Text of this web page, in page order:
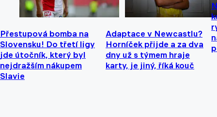
Přestupová bomba na
Slovensku! Do třetí ligy
jde útočník, který byl
nejdražším nákupem
Slavie
Adaptace v Newcastlu?
Horníček přijde a za dva
dny už s týmem hraje
karty, je jiný, říká kouč